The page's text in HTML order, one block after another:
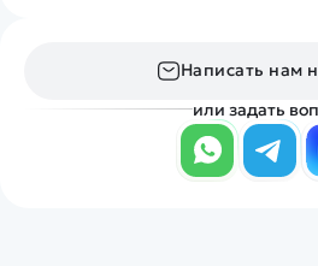
Написать нам
или задать